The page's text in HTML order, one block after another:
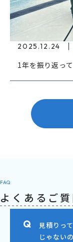
2025.12.24
1年を振り返って
FAQ
よくあるご質
見積りっ
じゃない